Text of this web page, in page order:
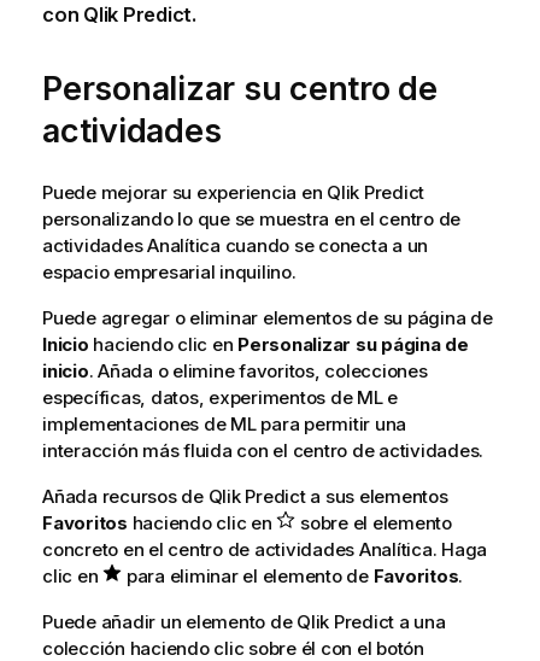
con Qlik Predict.
Personalizar su centro de
actividades
Puede mejorar su experiencia en Qlik Predict
personalizando lo que se muestra en el centro de
actividadesAnalítica cuando se conecta a un
espacio empresarial inquilino.
Puede agregar o eliminar elementos de su página de
Inicio haciendo clic en Personalizar su página de
inicio. Añada o elimine favoritos, colecciones
específicas, datos, experimentos de ML e
implementaciones de ML para permitir una
interacción más fluida con el centro de actividades.
Añada recursos de Qlik Predicta sus elementos
Favoritos haciendo clic en
sobre el elemento
concreto en el centro de actividades Analítica. Haga
clic en
para eliminar el elemento de Favoritos.
Puede añadir un elemento de Qlik Predict a una
colección haciendo clic sobre él con el botón